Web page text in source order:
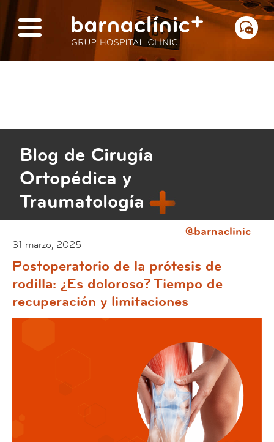
Blog de Cirugía
Ortopédica y
Traumatología
@barnaclinic
31 marzo, 2025
Postoperatorio de la prótesis de
rodilla: ¿Es doloroso? Tiempo de
recuperación y limitaciones